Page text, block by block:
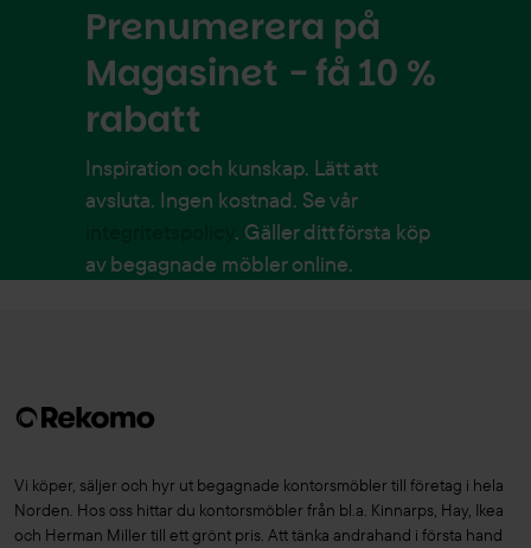
Prenumerera på
Magasinet - få 10 %
rabatt
Inspiration och kunskap. Lätt att
avsluta. Ingen kostnad. Se vår
. Gäller ditt första köp
av begagnade möbler online.
Vi köper, säljer och hyr ut begagnade kontorsmöbler till företag i hela
Norden. Hos oss hittar du kontorsmöbler från bl.a. Kinnarps, Hay, Ikea
och Herman Miller till ett grönt pris. Att tänka andrahand i första hand